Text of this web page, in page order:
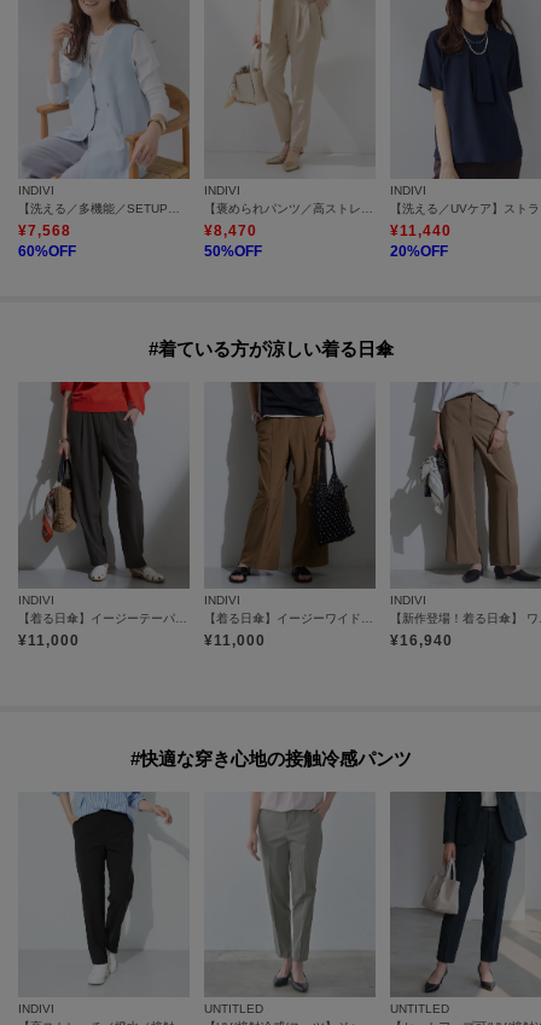
INDIVI
【洗える／多機能／SETUP可】着る日傘ジレジャケット
¥7,568
60%OFF
INDIVI
【褒められパンツ／高ストレッチ】タックテーパードパンツ
¥8,470
50%OFF
INDIVI
¥11,440
20%OFF
#着ている方が涼しい着る日傘
INDIVI
¥11,000
INDIVI
¥11,000
INDIVI
¥16,940
#快適な穿き心地の接触冷感パンツ
INDIVI
UNTITLED
UNTITLED